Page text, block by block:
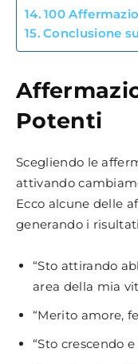
100
Conclusione
Potenti
Scegliendo le
attivando
Ecco alcune delle
generando i
“Sto attirando
area della mia
“Merito amore,
“Sto crescendo